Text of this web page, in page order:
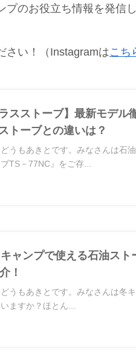
プのお役立ち情報を発信
さい！（Instagramはこち
スストーブ】最新モデル
トーブとの違いは？
うもあきとです。みなさんは石
TS－77NC』をご存...
ャンプで使える石油スト
！
うもあきとです。みなさんは冬
ますか？ほとん...